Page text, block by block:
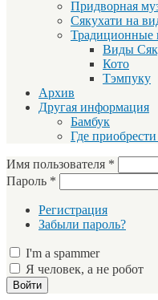
Придворная
Сякухати на
Традиционные
Виды
Кото
Тэмпуку
Архив
Другая информация
Бамбук
Где приобрести
Имя пользователя *
Пароль *
Регистрация
Забыли пароль?
I'm a spammer
Я человек, а не робот